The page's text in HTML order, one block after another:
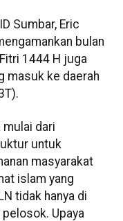
Sumbar, Eric
bulan
1444 H juga
masuk ke daerah
mulai dari
untuk
masyarakat
islam yang
tidak hanya di
Upaya